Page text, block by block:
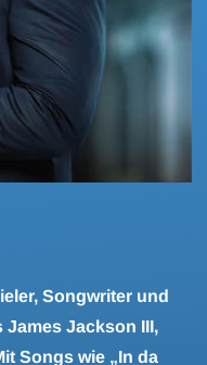
Songwriter und
James Jackson III,
Songs wie „In da